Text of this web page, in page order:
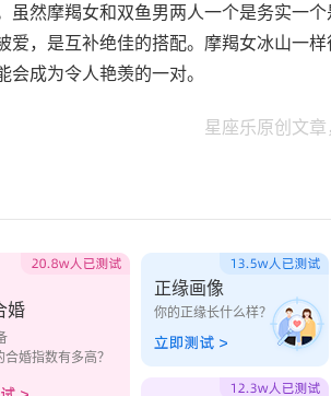
虽然摩羯女和双鱼男两人一个是务实一
爱，是互补绝佳的搭配。摩羯女冰山一
会成为令人艳羡的一对。
星座乐原创文
婚
合婚指数有多高？
正缘画像
你的正缘长什么样？